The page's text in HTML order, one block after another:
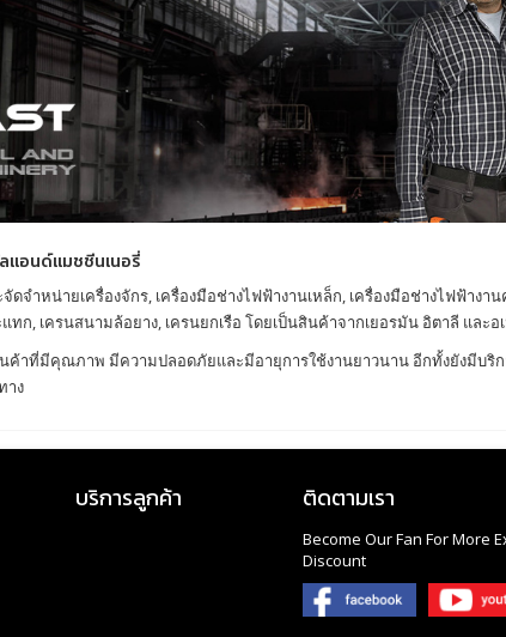
แอนด์แมชชีนเนอรี่
จัดจำหน่ายเครื่องจักร, เครื่องมือช่างไฟฟ้างานเหล็ก, เครื่องมือช่างไฟฟ้าง
ทก, เครนสนามล้อยาง, เครนยกเรือ โดยเป็นสินค้าจากเยอรมัน อิตาลี และอ
ค้าที่มีคุณภาพ มีความปลอดภัยและมีอายุการใช้งานยาวนาน อีกทั้งยังมีบริ
าง
บริการลูกค้า ติดตามเรา
Become Our Fan For More
Discount